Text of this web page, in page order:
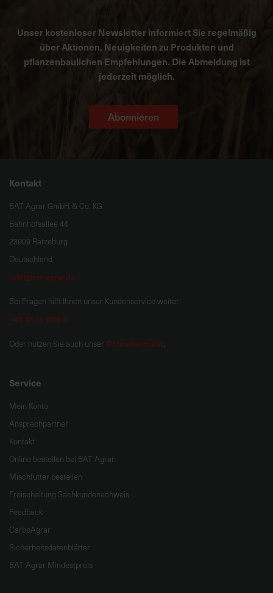
Unser kostenloser Newsletter informiert Sie regelmäßig
über Aktionen, Neuigkeiten zu Produkten und
pflanzenbaulichen Empfehlungen. Die Abmeldung ist
jederzeit möglich.
Abonnieren
Kontakt
BAT Agrar GmbH & Co. KG
Bahnhofsallee 44
23909 Ratzeburg
Deutschland
info@bat-agrar.de
Bei Fragen hilft Ihnen unser Kundenservice weiter:
+49 4541 806 0
Oder nutzen Sie auch unser Onlineformular.
Service
Mein Konto
Ansprechpartner
Kontakt
Online bestellen bei BAT Agrar
Mischfutter bestellen
Freischaltung Sachkundenachweis
Feedback
CarboAgrar
Sicherheitsdatenblätter
BAT Agrar Mindestpreis